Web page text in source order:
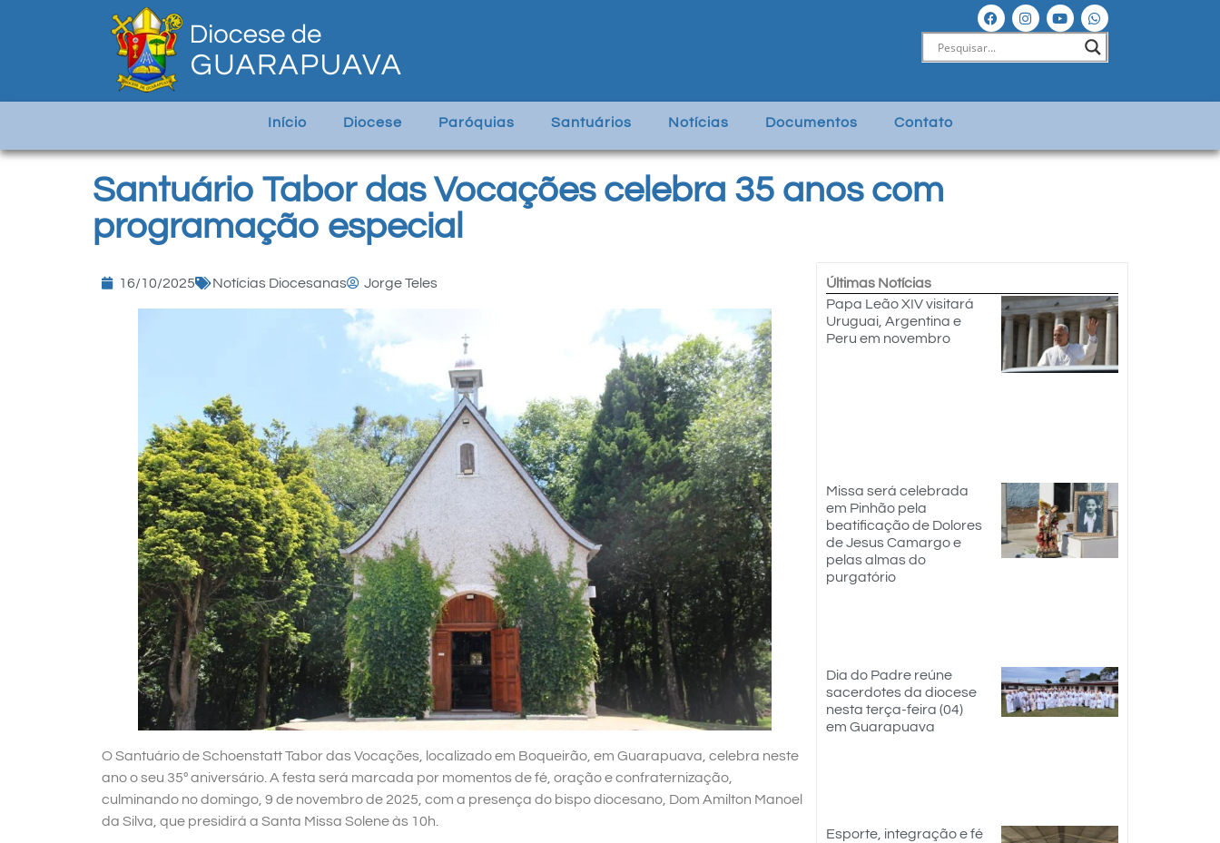
Início Diocese Paróquias Santuários Notícias Documentos Contato
Santuário Tabor das Vocações celebra 35 anos com
programação especial
16/10/2025 Notícias Diocesanas Jorge Teles
O Santuário de Schoenstatt Tabor das Vocações, localizado em Boqueirão, em Guarapuava, celebra neste
ano o seu 35º aniversário. A festa será marcada por momentos de fé, oração e confraternização,
culminando no domingo, 9 de novembro de 2025, com a presença do bispo diocesano, Dom Amilton Manoel
da Silva, que presidirá a Santa Missa Solene às 10h.
Últimas Notícias
Papa Leão XIV visitará
Uruguai, Argentina e
Peru em novembro
Missa será celebrada
em Pinhão pela
beatificação de Dolores
de Jesus Camargo e
pelas almas do
purgatório
Dia do Padre reúne
sacerdotes da diocese
nesta terça-feira (04)
em Guarapuava
Esporte, integração e fé